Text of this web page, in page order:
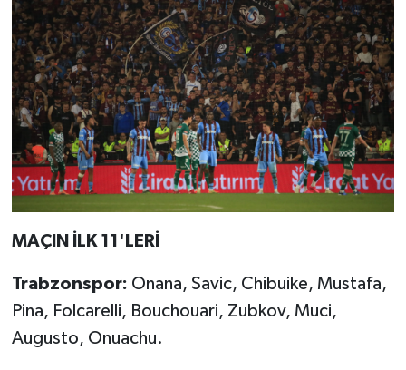
MAÇIN İLK 11'LERİ
Trabzonspor: Onana, Savic, Chibuike, Mustafa,
Pina, Folcarelli, Bouchouari, Zubkov, Muci,
Augusto, Onuachu.